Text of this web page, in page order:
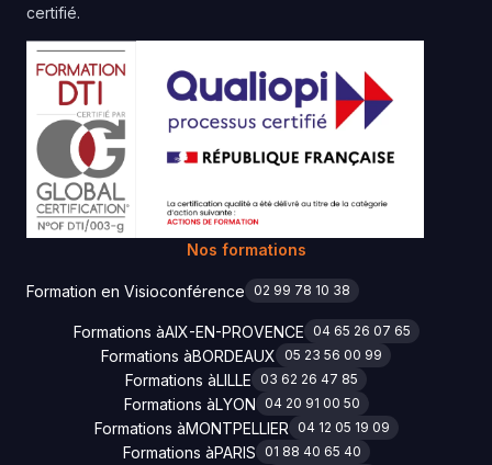
certifié.
Nos formations
Formation en Visioconférence 02 99 78 10 38
Formations àAIX-EN-PROVENCE 04 65 26 07 65
Formations àBORDEAUX 05 23 56 00 99
Formations àLILLE 03 62 26 47 85
Formations àLYON 04 20 91 00 50
Formations àMONTPELLIER 04 12 05 19 09
Formations àPARIS 01 88 40 65 40